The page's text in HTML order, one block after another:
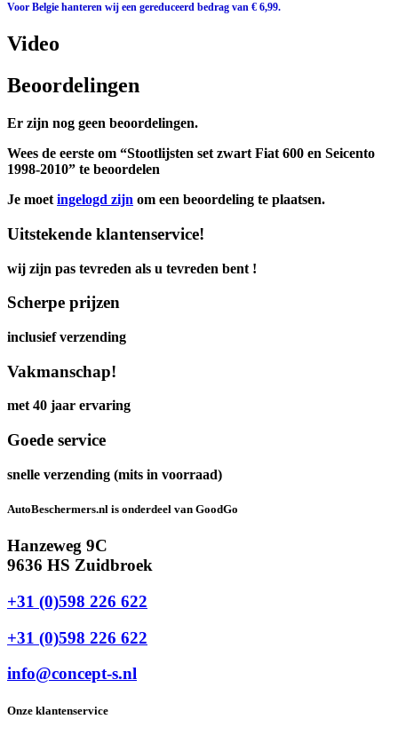
Voor Belgie hanteren wij een gereduceerd bedrag van € 6,99.
Video
Beoordelingen
Er zijn nog geen beoordelingen.
Wees de eerste om “Stootlijsten set zwart Fiat 600 en Seicento
1998-2010” te beoordelen
Je moet ingelogd zijn om een beoordeling te plaatsen.
Uitstekende klantenservice!
wij zijn pas tevreden als u tevreden bent !
Scherpe prijzen
inclusief verzending
Vakmanschap!
met 40 jaar ervaring
Goede service
snelle verzending (mits in voorraad)
AutoBeschermers.nl is onderdeel van GoodGo
Hanzeweg 9C
9636 HS Zuidbroek
+31 (0)598 226 622
+31 (0)598 226 622
info@concept-s.nl
Onze klantenservice